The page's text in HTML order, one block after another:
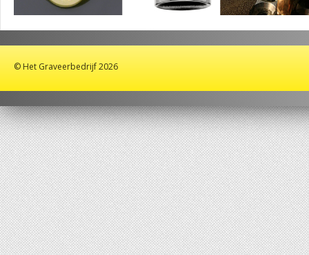
© Het Graveerbedrijf 2026